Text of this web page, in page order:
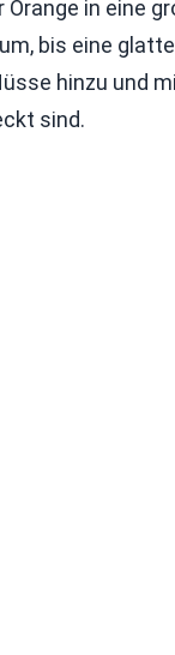
Orange in eine
bis eine
hinzu und
sind.